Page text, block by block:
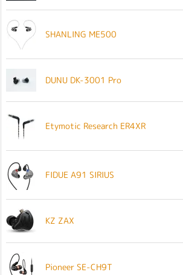
SHANLING ME500
DUNU DK-3001 Pro
Etymotic Research ER4XR
FIDUE A91 SIRIUS
KZ ZAX
Pioneer SE-CH9T